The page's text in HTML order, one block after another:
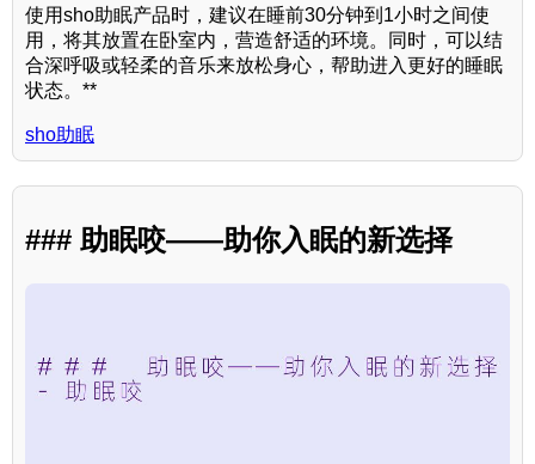
使用sho助眠产品时，建议在睡前30分钟到1小时之间使
用，将其放置在卧室内，营造舒适的环境。同时，可以结
合深呼吸或轻柔的音乐来放松身心，帮助进入更好的睡眠
状态。**
sho助眠
### 助眠咬——助你入眠的新选择